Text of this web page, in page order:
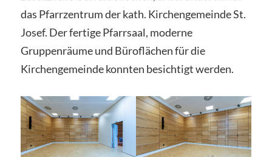
das Pfarrzentrum der kath. Kirchengemeinde St.
Josef. Der fertige Pfarrsaal, moderne
Gruppenräume und Büroflächen für die
Kirchengemeinde konnten besichtigt werden.